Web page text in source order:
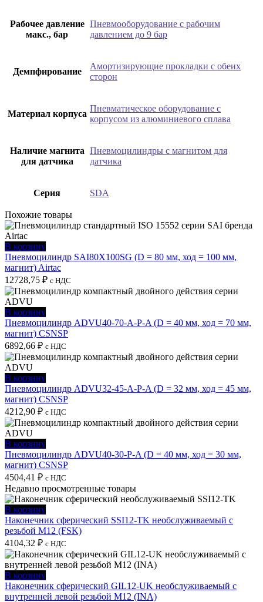
Рабочее давление
макс., бар
Пневмооборудование с рабочим
давлением до 9 бар
Демпфирование
Амортизирующие прокладки с обеих
сторон
Материал корпуса
Пневматическое оборудование с
корпусом из алюминиевого сплава
Наличие магнита
для датчика
Пневмоцилиндры с магнитом для
датчика
Серия SDA
Похожие товары
В корзину
Пневмоцилиндр SAI80X100SG (D = 80 мм, ход = 100 мм,
магнит) Airtac
12728,75 ₽ с НДС
В корзину
Пневмоцилиндр ADVU40-70-A-P-A (D = 40 мм, ход = 70 мм,
магнит) CSNSP
6892,66 ₽ с НДС
В корзину
Пневмоцилиндр ADVU32-45-A-P-A (D = 32 мм, ход = 45 мм,
магнит) CSNSP
4212,90 ₽ с НДС
В корзину
Пневмоцилиндр ADVU40-30-P-A (D = 40 мм, ход = 30 мм,
магнит) CSNSP
4504,41 ₽ с НДС
Недавно просмотренные товары
В корзину
Наконечник сферический SSI12-TK необслуживаемый с
резьбой M12 (FSK)
4104,32 ₽ с НДС
В корзину
Наконечник сферический GIL12-UK необслуживаемый с
внутренней левой резьбой M12 (INA)